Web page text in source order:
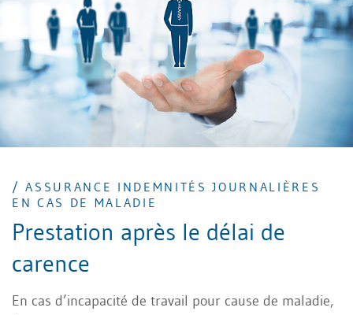
/ ASSURANCE INDEMNITÉS JOURNALIÈRES
EN CAS DE MALADIE
Prestation après le délai de
carence
En cas d’incapacité de travail pour cause de maladie,